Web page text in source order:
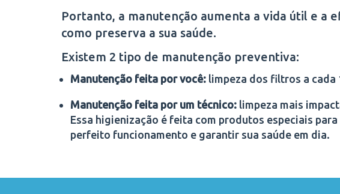
Portanto, a manutenção aumenta a vida útil e a
como preserva a sua saúde.
Existem 2 tipo de manutenção preventiva:
Manutenção feita por você: limpeza dos filtros a cada
Manutenção feita por um técnico: limpeza mais
Essa higienização é feita com produtos especiais
perfeito funcionamento e garantir sua saúde em dia.